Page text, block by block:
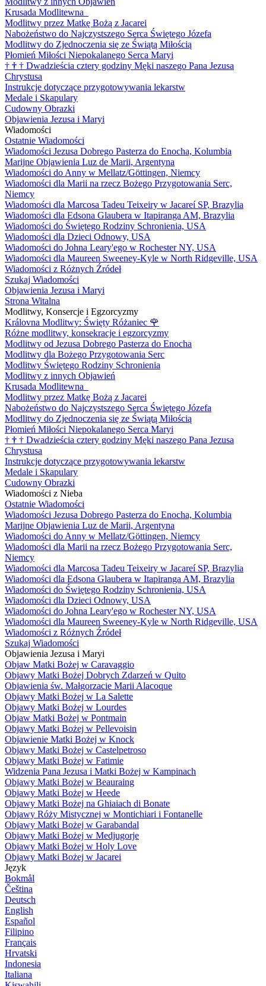
Krusada Modlitewna
Modlitwy przez Matkę Bożą z Jacarei
Nabożeństwo do Najczystszego Serca Świętego Józefa
Modlitwy do Zjednoczenia się ze Świątą Miłością
Płomień Miłości Niepokalanego Serca Maryi
† † † Dwadzieścia cztery godziny Męki naszego Pana Jezusa
Chrystusa
Instrukcje dotyczące przygotowywania lekarstw
Medale i Skapulary
Cudowny Obrazki
Objawienia Jezusa i Maryi
Wiadomości
Ostatnie Wiadomości
Wiadomości Jezusa Dobrego Pasterza do Enocha, Kolumbia
Marijne Objawienia Luz de Marii, Argentyna
Wiadomości do Anny w Mellatz/Göttingen, Niemcy
Wiadomości dla Marii na rzecz Bożego Przygotowania Serc,
Niemcy
Wiadomości dla Marcosa Tadeu Teixeiry w Jacareí SP, Brazylia
Wiadomości dla Edsona Glaubera w Itapiranga AM, Brazylia
Wiadomości do Świętego Rodziny Schronienia, USA
Wiadomości dla Dzieci Odnowy, USA
Wiadomości do Johna Leary'ego w Rochester NY, USA
Wiadomości dla Maureen Sweeney-Kyle w North Ridgeville, USA
Wiadomości z Różnych Źródeł
Szukaj Wiadomości
Objawienia Jezusa i Maryi
Strona Witalna
Modlitwy, Konsercje i Egzorcyzmy
Královna Modlitwy: Święty Różaniec 🌹
Różne modlitwy, konsekracje i egzorcyzmy
Modlitwy od Jezusa Dobrego Pasterza do Enocha
Modlitwy dla Bożego Przygotowania Serc
Modlitwy Świętego Rodziny Schronienia
Modlitwy z innych Objawień
Krusada Modlitewna
Modlitwy przez Matkę Bożą z Jacarei
Nabożeństwo do Najczystszego Serca Świętego Józefa
Modlitwy do Zjednoczenia się ze Świątą Miłością
Płomień Miłości Niepokalanego Serca Maryi
† † † Dwadzieścia cztery godziny Męki naszego Pana Jezusa
Chrystusa
Instrukcje dotyczące przygotowywania lekarstw
Medale i Skapulary
Cudowny Obrazki
Wiadomości z Nieba
Ostatnie Wiadomości
Wiadomości Jezusa Dobrego Pasterza do Enocha, Kolumbia
Marijne Objawienia Luz de Marii, Argentyna
Wiadomości do Anny w Mellatz/Göttingen, Niemcy
Wiadomości dla Marii na rzecz Bożego Przygotowania Serc,
Niemcy
Wiadomości dla Marcosa Tadeu Teixeiry w Jacareí SP, Brazylia
Wiadomości dla Edsona Glaubera w Itapiranga AM, Brazylia
Wiadomości do Świętego Rodziny Schronienia, USA
Wiadomości dla Dzieci Odnowy, USA
Wiadomości do Johna Leary'ego w Rochester NY, USA
Wiadomości dla Maureen Sweeney-Kyle w North Ridgeville, USA
Wiadomości z Różnych Źródeł
Szukaj Wiadomości
Objawienia Jezusa i Maryi
Objaw Matki Bożej w Caravaggio
Objawy Matki Bożej Dobrych Zdarzeń w Quito
Objawienia św. Małgorzacie Marii Alacoque
Objawy Matki Bożej w La Salette
Objawy Matki Bożej w Lourdes
Objaw Matki Bożej w Pontmain
Objawy Matki Bożej w Pellevoisin
Objawienie Matki Bożej w Knock
Objawy Matki Bożej w Castelpetroso
Objawy Matki Bożej w Fatimie
Widzenia Pana Jezusa i Matki Bożej w Kampinach
Objawy Matki Bożej w Beauraing
Objawy Matki Bożej w Heede
Objawy Matki Bożej na Ghiaiach di Bonate
Objawy Róży Mistycznej w Montichiari i Fontanelle
Objawy Matki Bożej w Garabandal
Objawy Matki Bożej w Medjugorje
Objawy Matki Bożej w Holy Love
Objawy Matki Bożej w Jacarei
Język
Bokmål
Čeština
Deutsch
English
Español
Filipino
Français
Hrvatski
Indonesia
Italiana